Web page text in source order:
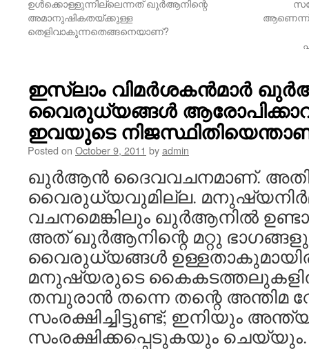
ഉള്‍ക്കൊള്ളുന്നില്ലെന്നത് ഖുര്‍ആനിന്റെ
അമാനുഷികതയ്ക്കുള്ള
തെളിവാകുന്നതെങ്ങനെയാണ്?
ആണെന്ന്
ഇസ്ലാം വിമര്‍ശകന്‍മാര്‍
വൈരുധ്യങ്ങള്‍
ഇവയുടെ
Posted on October 9, 2011 byadmin
ഖുര്‍ആന്‍ ദൈവവചനമാണ്.
വൈരുധ്യവുമില്ല.
വചനമെങ്കിലും ഖുര്‍ആനില്‍
അത് ഖുര്‍ആനിന്റെ മറ്റു
വൈരുധ്യങ്ങള്‍
മനുഷ്യരുടെ
തമ്പുരാന്‍ തന്നെ തന്റെ അന്തിമ
സംരക്ഷിച്ചിട്ടുണ്ട്; ഇനിയും
സംരക്ഷിക്കപ്പെടുകയും